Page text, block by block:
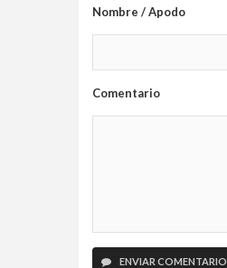
Nombre / Apodo
Comentario
ENVIAR COMENTARIO